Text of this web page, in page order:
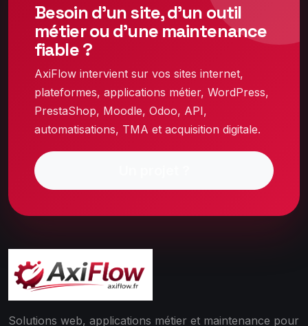
Besoin d’un site, d’un outil
métier ou d’une maintenance
fiable ?
AxiFlow intervient sur vos sites internet,
plateformes, applications métier, WordPress,
PrestaShop, Moodle, Odoo, API,
automatisations, TMA et acquisition digitale.
Solutions web, applications métier et maintenance pour